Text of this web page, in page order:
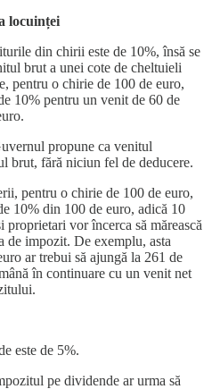
locuinței
din chirii este de 10%, însă se
brut a unei cote de cheltuieli
pentru o chirie de 100 de euro,
10% pentru un venit de 60 de
propune ca venitul
brut, fără niciun fel de deducere.
pentru o chirie de 100 de euro,
10% din 100 de euro, adică 10
vor încerca să mărească
de impozit. De exemplu, asta
ar trebui să ajungă la 261 de
în continuare cu un venit net
este de 5%.
pe dividende ar urma să